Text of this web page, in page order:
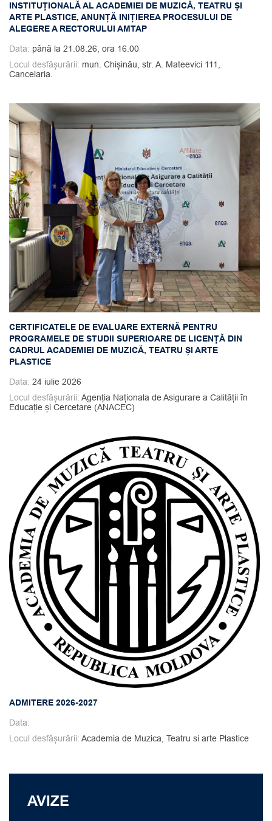
INSTITUȚIONALĂ AL ACADEMIEI DE MUZICĂ, TEATRU ȘI
ARTE PLASTICE, ANUNȚĂ INIȚIEREA PROCESULUI DE
ALEGERE A RECTORULUI AMTAP
Data: până la 21.08.26, ora 16.00
Locul desfășurării: mun. Chișinău, str. A. Mateevici 111,
Cancelaria.
CERTIFICATELE DE EVALUARE EXTERNĂ PENTRU
PROGRAMELE DE STUDII SUPERIOARE DE LICENȚĂ DIN
CADRUL ACADEMIEI DE MUZICĂ, TEATRU ȘI ARTE
PLASTICE
Data: 24 iulie 2026
Locul desfășurării: Agenția Naționala de Asigurare a Calității în
Educație și Cercetare (ANACEC)
ADMITERE 2026-2027
Data:
Locul desfășurării: Academia de Muzica, Teatru si arte Plastice
AVIZE